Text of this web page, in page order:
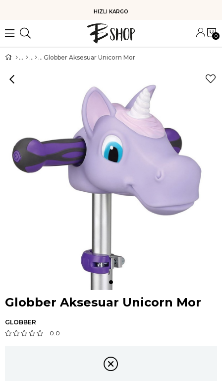
HIZLI KARGO
0
Globber Aksesuar Unicorn Mor
Globber Aksesuar Unicorn Mor
GLOBBER
0.0